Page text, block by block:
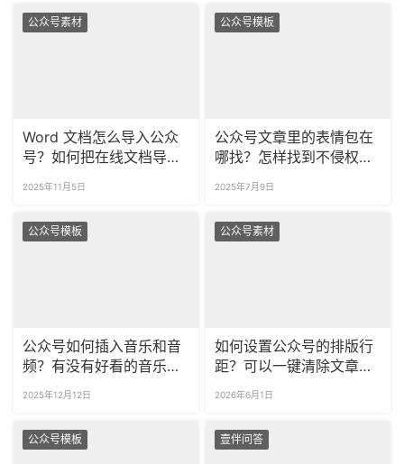
公众号素材
Word 文档怎么导入公众
号？如何把在线文档导入
2025年11月5日
公众号模板
公众号文章里的表情包在
哪找？怎样找到不侵权可
2025年7月9日
公众号模板
公众号如何插入音乐和音
频？有没有好看的音乐播
2025年12月12日
公众号素材
如何设置公众号的排版行
距？可以一键清除文章里
2026年6月1日
公众号模板 壹伴问答